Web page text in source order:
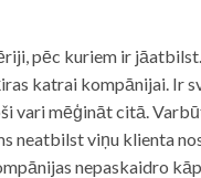
pēc kuriem ir
katrai kompānijai. Ir
vari mēģināt citā.
neatbilst viņu klienta
nepaskaidro